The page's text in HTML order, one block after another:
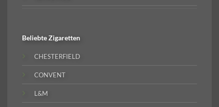
BeliebteZigaretten
CHESTERFIELD
CONVENT
L&M